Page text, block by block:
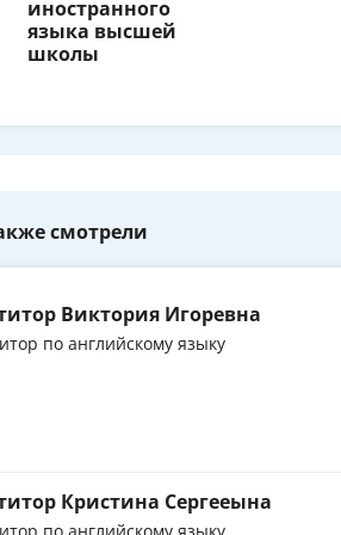
иностранного
языка высшей
школы
смотрели
Виктория Игоревна
по английскому языку
Кристина Сергееына